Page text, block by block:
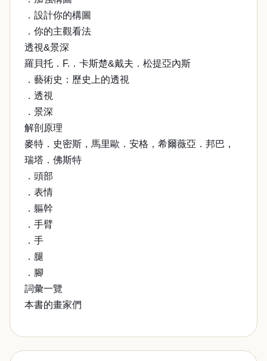
．設計你的構圖
．你的主觀看法
透視&景深
羅貝托．F.．卡斯楚&戴夫．松提亞內斯
．藝術史：歷史上的透視
．透視
．景深
解剖原理
麥特．史密斯，馬里歐．安格，希爾薇亞．邦巴，
瑞塔．佛斯特
．頭部
．表情
．軀幹
．手臂
．手
．腿
．腳
詞彙一覽
本書的畫家們